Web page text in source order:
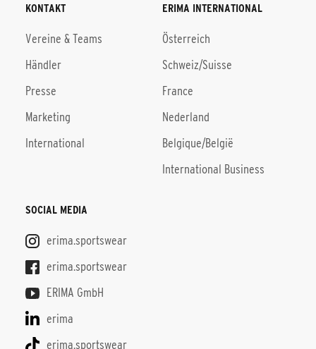
KONTAKT
Vereine & Teams
Händler
Presse
Marketing
International
ERIMA INTERNATIONAL
Österreich
Schweiz/Suisse
France
Nederland
Belgique/België
International Business
SOCIAL MEDIA
erima.sportswear
erima.sportswear
ERIMA GmbH
erima
erima.sportswear